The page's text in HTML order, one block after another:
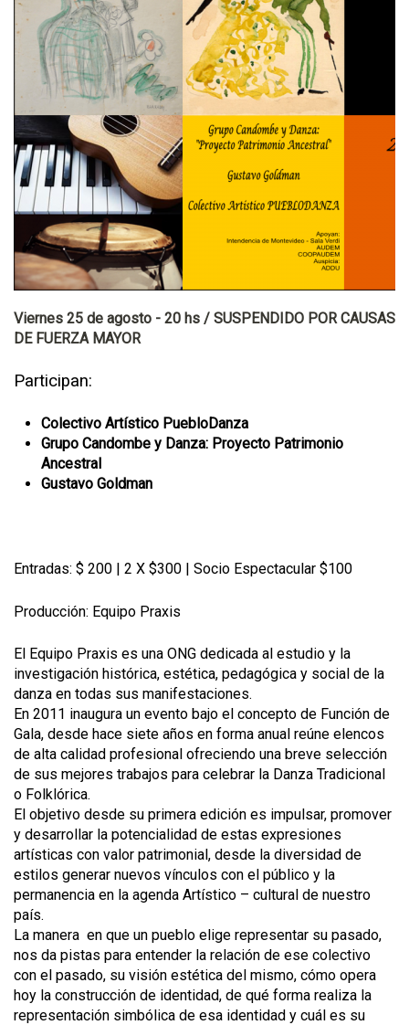
Viernes 25 de agosto - 20 hs / SUSPENDIDO POR CAUSAS
DE FUERZA MAYOR
Participan:
Colectivo Artístico PuebloDanza
Grupo Candombe y Danza: Proyecto Patrimonio
Ancestral
Gustavo Goldman
Entradas: $ 200 | 2 X $300 | Socio Espectacular $100
Producción: Equipo Praxis
El Equipo Praxis es una ONG dedicada al estudio y la
investigación histórica, estética, pedagógica y social de la
danza en todas sus manifestaciones.
En 2011 inaugura un evento bajo el concepto de Función de
Gala, desde hace siete años en forma anual reúne elencos
de alta calidad profesional ofreciendo una breve selección
de sus mejores trabajos para celebrar la Danza Tradicional
o Folklórica.
El objetivo desde su primera edición es impulsar, promover
y desarrollar la potencialidad de estas expresiones
artísticas con valor patrimonial, desde la diversidad de
estilos generar nuevos vínculos con el público y la
permanencia en la agenda Artístico – cultural de nuestro
país.
La manera en que un pueblo elige representar su pasado,
nos da pistas para entender la relación de ese colectivo
con el pasado, su visión estética del mismo, cómo opera
hoy la construcción de identidad, de qué forma realiza la
representación simbólica de esa identidad y cuál es su